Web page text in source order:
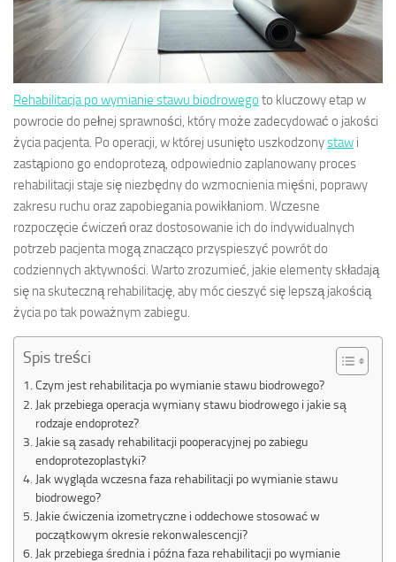
Rehabilitacja po wymianie stawu biodrowego to kluczowy etap w
powrocie do pełnej sprawności, który może zadecydować o jakości
życia pacjenta. Po operacji, w której usunięto uszkodzonystaw i
zastąpiono go endoprotezą, odpowiednio zaplanowany proces
rehabilitacji staje się niezbędny do wzmocnienia mięśni, poprawy
zakresu ruchu oraz zapobiegania powikłaniom. Wczesne
rozpoczęcie ćwiczeń oraz dostosowanie ich do indywidualnych
potrzeb pacjenta mogą znacząco przyspieszyć powrót do
codziennych aktywności. Warto zrozumieć, jakie elementy składają
się na skuteczną rehabilitację, aby móc cieszyć się lepszą jakością
życia po tak poważnym zabiegu.
Spis treści
Czym jest rehabilitacja po wymianie stawu biodrowego?
Jak przebiega operacja wymiany stawu biodrowego i jakie są
rodzaje endoprotez?
Jakie są zasady rehabilitacji pooperacyjnej po zabiegu
endoprotezoplastyki?
Jak wygląda wczesna faza rehabilitacji po wymianie stawu
biodrowego?
Jakie ćwiczenia izometryczne i oddechowe stosować w
początkowym okresie rekonwalescencji?
Jak przebiega średnia i późna faza rehabilitacji po wymianie